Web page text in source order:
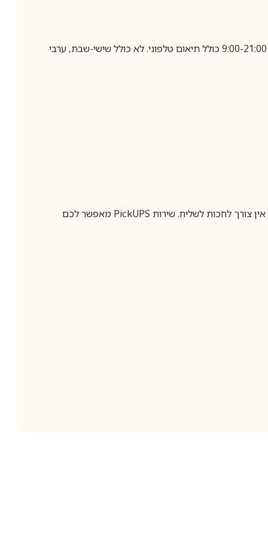
בביצוע הזמנה עד השעה 10:00 בימים א-ה, קבלת המשלוח תבוצע עד חמישה ימי עסקים מיום שלאחר ביצוע ההזמנה, בין השעות 9:00-21:00 כולל תיאום טלפוני. לא כולל שישי-שבת, ערבי
צורך לחכות לשליח. שירות PickUPS מאפשר לכם